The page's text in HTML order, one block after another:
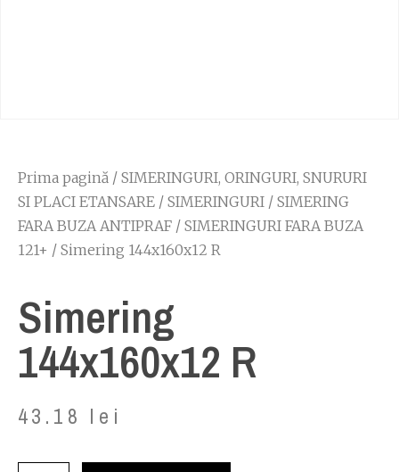
Prima pagină / SIMERINGURI, ORINGURI, SNURURI
SI PLACI ETANSARE / SIMERINGURI / SIMERING
FARA BUZA ANTIPRAF / SIMERINGURI FARA BUZA
121+ / Simering 144x160x12 R
Simering
144x160x12 R
43.18 lei